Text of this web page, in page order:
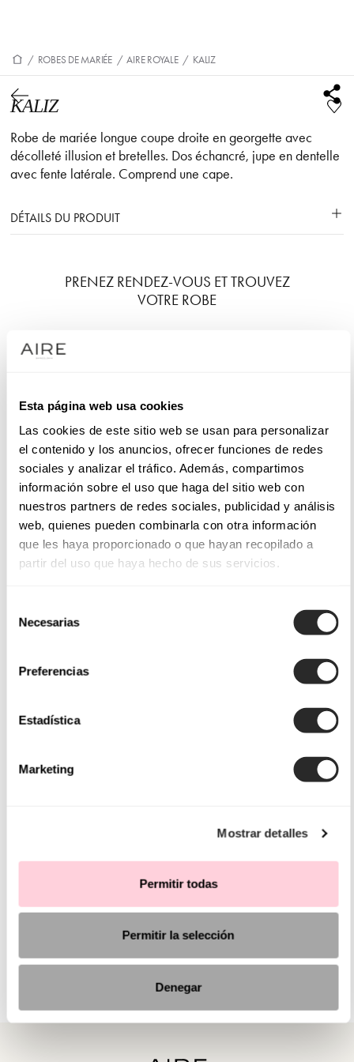
Esta página web usa cookies
Las cookies de este sitio web se usan para personalizar
el contenido y los anuncios, ofrecer funciones de redes
sociales y analizar el tráfico. Además, compartimos
información sobre el uso que haga del sitio web con
nuestros partners de redes sociales, publicidad y análisis
web, quienes pueden combinarla con otra información
que les haya proporcionado o que hayan recopilado a
partir del uso que haya hecho de sus servicios.
Necesarias
Preferencias
Estadística
Marketing
Mostrar detalles
Permitir todas
Permitir la selección
Denegar
/ ROBES DE MARIÉE / AIRE ROYALE / KALIZ
KALIZ
Robe de mariée longue coupe droite en georgette avec
décolleté illusion et bretelles. Dos échancré, jupe en dentelle
avec fente latérale. Comprend une cape.
DÉTAILS DU PRODUIT
PRENEZ RENDEZ-VOUS ET TROUVEZ
VOTRE ROBE